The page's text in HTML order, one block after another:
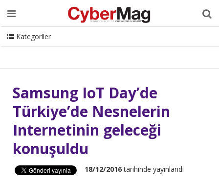
Ana Sayfa Hakkımızda Dergi Editörden
Danışmanlık
ISC Turkey Sizden Gelenler
İletişim
CyberMag Logo
Kategoriler
Samsung IoT Day’de
Türkiye’de Nesnelerin
Internetinin geleceği
konuşuldu
18/12/2016tarihinde yayınlandı